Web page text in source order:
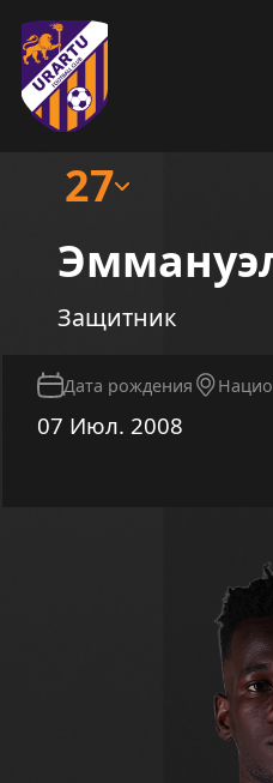
27
Защитник
Дата рождения
07 Июл. 2008